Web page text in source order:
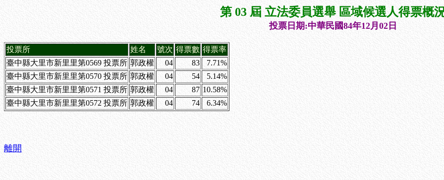
第 03 屆 立法委員選舉 區域候選人得票概
投票日期:中華民國84年12月02日
投票所 姓名 號次 得票數 得票率
臺中縣大里市新里里第0569 投票所 郭政權 04 83
7.71%
臺中縣大里市新里里第0570 投票所 郭政權 04 54
5.14%
臺中縣大里市新里里第0571 投票所 郭政權 04 87 10.58%
臺中縣大里市新里里第0572 投票所 郭政權 04 74 6.34%
離開